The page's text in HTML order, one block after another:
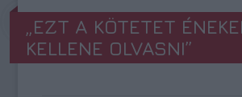
„EZT A KÖTETET
KELLENE OLVASNI”